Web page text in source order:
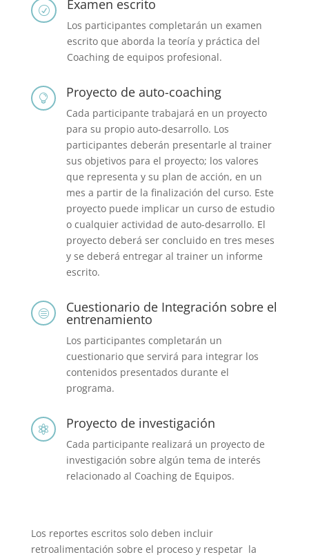
R Examen escrito
Los participantes completarán un examen
escrito que aborda la teoría y práctica del
Coaching de equipos profesional.
 Proyecto de auto-coaching
Cada participante trabajará en un proyecto
para su propio auto-desarrollo. Los
participantes deberán presentarle al trainer
sus objetivos para el proyecto; los valores
que representa y su plan de acción, en un
mes a partir de la finalización del curso. Este
proyecto puede implicar un curso de estudio
o cualquier actividad de auto-desarrollo. El
proyecto deberá ser concluido en tres meses
y se deberá entregar al trainer un informe
escrito.
c Cuestionario de Integración sobre el
entrenamiento
Los participantes completarán un
cuestionario que servirá para integrar los
contenidos presentados durante el
programa.
 Proyecto de investigación
Cada participante realizará un proyecto de
investigación sobre algún tema de interés
relacionado al Coaching de Equipos.
Los reportes escritos solo deben incluir
retroalimentación sobre el proceso y respetar la